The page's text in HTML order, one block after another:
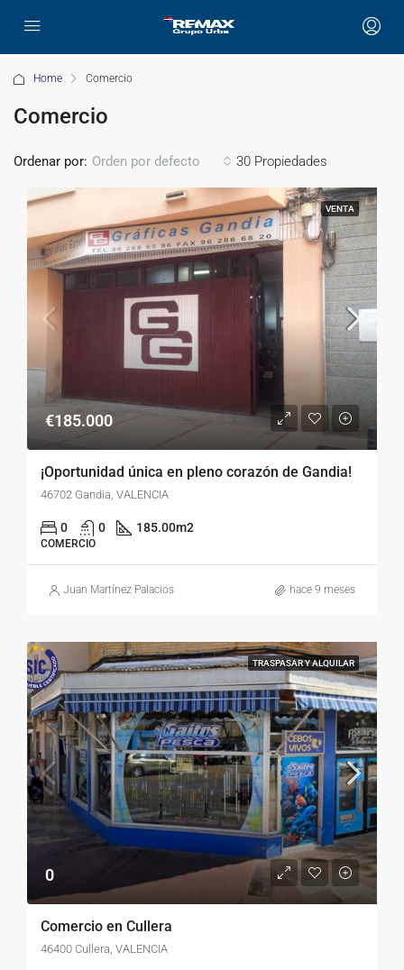
Home Comercio
Comercio
30 Propiedades
Ordenar por: Orden por defecto
VENTA
€185.000
¡Oportunidad única en pleno corazón de Gandia!
46702 Gandia, VALENCIA
0 0 185.00m2
COMERCIO
Juan Martínez Palacios hace 9 meses
TRASPASAR Y ALQUILAR
0
Comercio en Cullera
46400 Cullera, VALENCIA